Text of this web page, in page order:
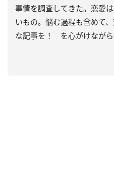
事情を調査してきた。恋愛
いもの。悩む過程も含めて
な記事を！ を心がけながら